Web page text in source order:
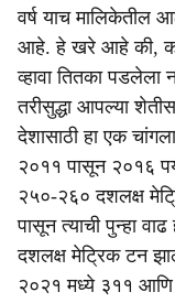
वर्ष याच मालिकेतील
आहे. हे खरे आहे की,
व्हावा तितका
तरीसुद्धा आपल्या
देशासाठी हा एक
२०११ पासून २०१६
२५०-२६० दशलक्ष
पासून त्याची पुन्हा
दशलक्ष मेट्रिक टन
२०२१ मध्ये ३११ आणि